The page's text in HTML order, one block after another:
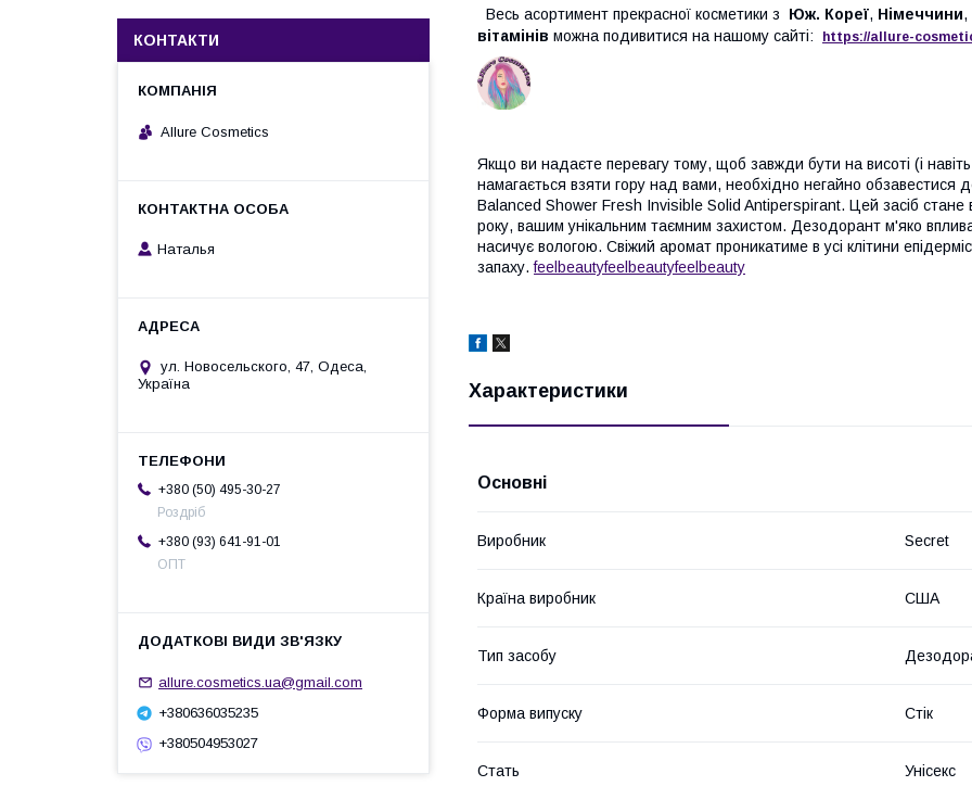
Весь асортимент прекрасної косметики з Юж. Кореї, Німеччини,
вітамінів можна подивитися на нашому сайті: https://allure-cos
Якщо ви надаєте перевагу тому, щоб завжди бути на висоті (і
намагається взяти гору над вами, необхідно негайно обзавестися
Balanced Shower Fresh Invisible Solid Antiperspirant. Цей засіб
року, вашим унікальним таємним захистом. Дезодорант м'яко
насичує вологою. Свіжий аромат проникатиме в усі клітини
запаху.feelbeautyfeelbeautyfeelbeauty
Характеристики
Основні
Виробник Secret
Країна виробник США
Тип засобу
Форма випуску Стік
Стать Унісекс
КОНТАКТИ
Allure Cosmetics
Наталья
ул. Новосельского, 47, Одеса,
Україна
+380 (50) 495-30-27
Роздріб
+380 (93) 641-91-01
ОПТ
allure.cosmetics.ua@gmail.com
+380636035235
+380504953027